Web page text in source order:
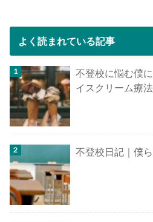
よく読まれている記事
不登校に悩む僕
イスクリーム療法
不登校日記｜僕